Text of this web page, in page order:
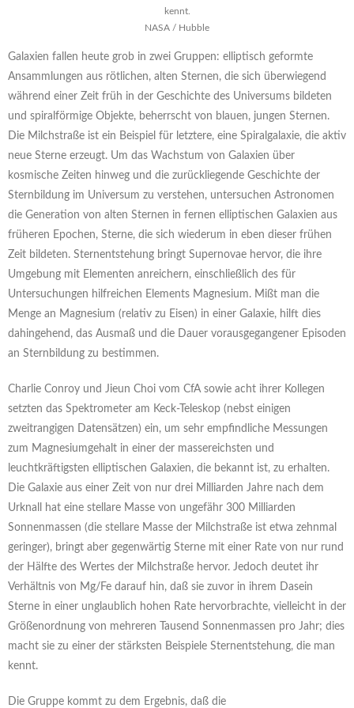
kennt.
NASA / Hubble
Galaxien fallen heute grob in zwei Gruppen: elliptisch geformte
Ansammlungen aus rötlichen, alten Sternen, die sich überwiegend
während einer Zeit früh in der Geschichte des Universums bildeten
und spiralförmige Objekte, beherrscht von blauen, jungen Sternen.
Die Milchstraße ist ein Beispiel für letztere, eine Spiralgalaxie, die aktiv
neue Sterne erzeugt. Um das Wachstum von Galaxien über
kosmische Zeiten hinweg und die zurückliegende Geschichte der
Sternbildung im Universum zu verstehen, untersuchen Astronomen
die Generation von alten Sternen in fernen elliptischen Galaxien aus
früheren Epochen, Sterne, die sich wiederum in eben dieser frühen
Zeit bildeten. Sternentstehung bringt Supernovae hervor, die ihre
Umgebung mit Elementen anreichern, einschließlich des für
Untersuchungen hilfreichen Elements Magnesium. Mißt man die
Menge an Magnesium (relativ zu Eisen) in einer Galaxie, hilft dies
dahingehend, das Ausmaß und die Dauer vorausgegangener Episoden
an Sternbildung zu bestimmen.
Charlie Conroy und Jieun Choi vom CfA sowie acht ihrer Kollegen
setzten das Spektrometer am Keck-Teleskop (nebst einigen
zweitrangigen Datensätzen) ein, um sehr empfindliche Messungen
zum Magnesiumgehalt in einer der massereichsten und
leuchtkräftigsten elliptischen Galaxien, die bekannt ist, zu erhalten.
Die Galaxie aus einer Zeit von nur drei Milliarden Jahre nach dem
Urknall hat eine stellare Masse von ungefähr 300 Milliarden
Sonnenmassen (die stellare Masse der Milchstraße ist etwa zehnmal
geringer), bringt aber gegenwärtig Sterne mit einer Rate von nur rund
der Hälfte des Wertes der Milchstraße hervor. Jedoch deutet ihr
Verhältnis von Mg/Fe darauf hin, daß sie zuvor in ihrem Dasein
Sterne in einer unglaublich hohen Rate hervorbrachte, vielleicht in der
Größenordnung von mehreren Tausend Sonnenmassen pro Jahr; dies
macht sie zu einer der stärksten Beispiele Sternentstehung, die man
kennt.
Die Gruppe kommt zu dem Ergebnis, daß die